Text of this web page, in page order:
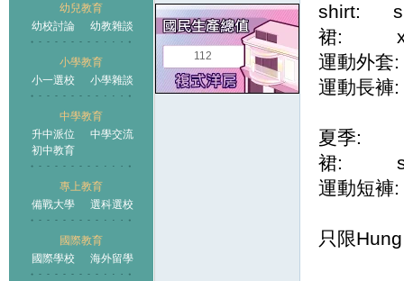
幼兒教育
幼校討論
幼教雜談
小學教育
小一選校
小學雜談
中學教育
升中派位
中學交流
初中教育
專上教育
備戰大學
選科選校
國際教育
國際學校
海外留學
王國
112
shirt:
裙: x
運動外套
運動長褲
夏季:
裙:
運動短褲
只限